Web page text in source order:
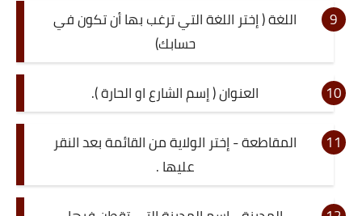
اللغة ( إختر اللغة التي ترغب بها أن تكون في
حسابك)
العنوان ( إسم الشارع او الحارة ).
المقاطعة - إختر الولاية من القائمة بعد النقر
عليها .